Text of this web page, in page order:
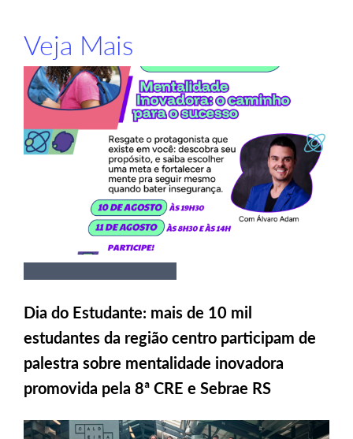
Veja Mais
Dia do Estudante: mais de 10 mil
estudantes da região centro participam de
palestra sobre mentalidade inovadora
promovida pela 8ª CRE e Sebrae RS